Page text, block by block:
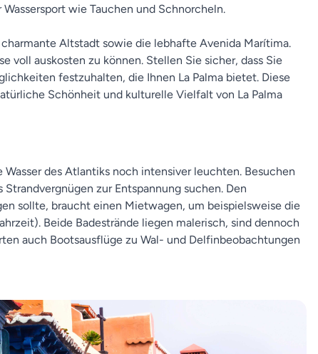
wie Tauchen und Schnorcheln.
Altstadt sowie die lebhafte Avenida Marítima.
voll auskosten zu können. Stellen Sie sicher, dass Sie
festzuhalten, die Ihnen La Palma bietet. Diese
Schönheit und kulturelle Vielfalt von La Palma
des Atlantiks noch intensiver leuchten. Besuchen
zur Entspannung suchen. Den
sollte, braucht einen Mietwagen, um beispielsweise die
Beide Badestrände liegen malerisch, sind dennoch
auch Bootsausflüge zu Wal- und Delfinbeobachtungen